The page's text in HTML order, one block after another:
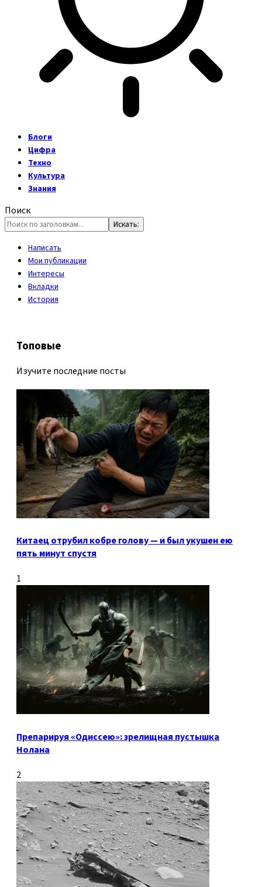
Блоги
Цифра
Техно
Культура
Знания
Поиск
Написать
Мои публикации
Интересы
Вкладки
История
Топовые
Изучите последние посты
Китаец отрубил кобре голову — и был укушен ею
пять минут спустя
1
Препарируя «Одиссею»: зрелищная пустышка
Нолана
2